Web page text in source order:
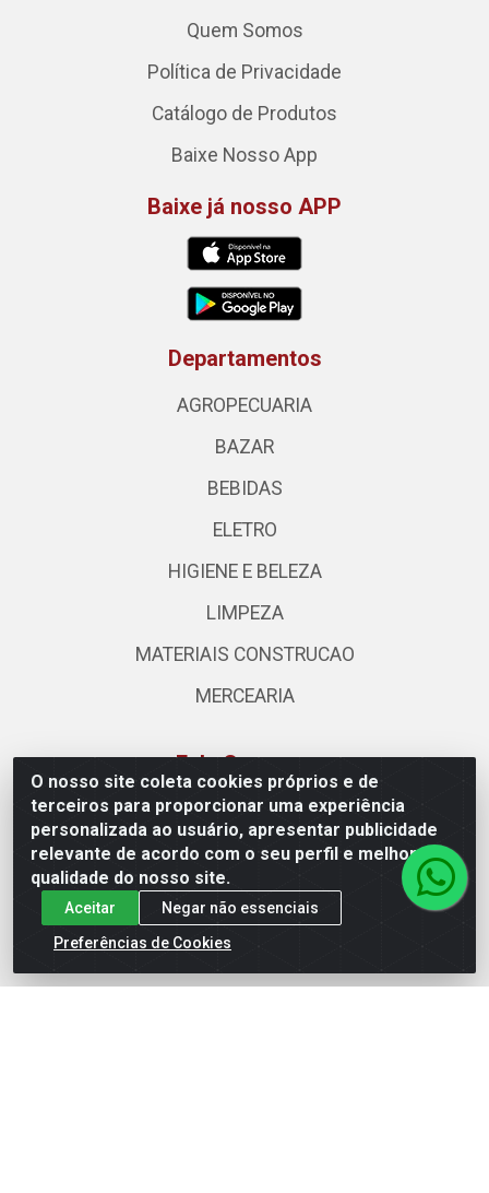
O nosso site coleta cookies próprios e de
terceiros para proporcionar uma experiência
personalizada ao usuário, apresentar publicidade
relevante de acordo com o seu perfil e melhorar a
qualidade do nosso site.
Aceitar
Negar não essenciais
Preferências de Cookies
Quem Somos
Política de Privacidade
Catálogo de Produtos
Baixe Nosso App
Baixe já nosso APP
Departamentos
AGROPECUARIA
BAZAR
BEBIDAS
ELETRO
HIGIENE E BELEZA
LIMPEZA
MATERIAIS CONSTRUCAO
MERCEARIA
Fale Conosco
(62) 3310-3544
(62) 99964-9927
atendimento@rivershop.com.br
Instagram
Formas de Pagamento